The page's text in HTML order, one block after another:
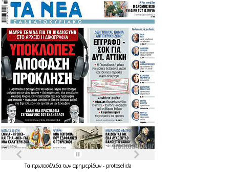
Τα πρωτοσέλιδατων εφημερίδων - protoselida